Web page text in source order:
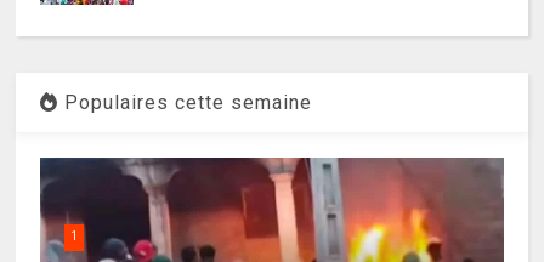
Populaires cette semaine
1